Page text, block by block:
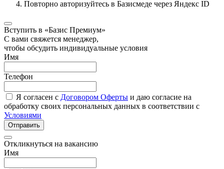
Повторно авторизуйтесь в Базисмеде через Яндекс ID
Вступить в «Базис Премиум»
С вами свяжется менеджер,
чтобы обсудить индивидуальные условия
Имя
Телефон
Я согласен с Договором Оферты и даю согласие на
обработку своих персональных данных в соответствии с
Условиями
Отправить
Откликнуться на вакансию
Имя